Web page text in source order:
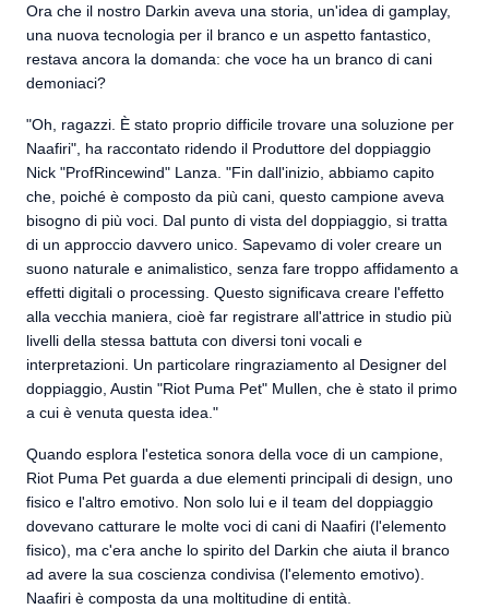
Ora che il nostro Darkin aveva una storia, un'idea di gamplay,
una nuova tecnologia per il branco e un aspetto fantastico,
restava ancora la domanda: che voce ha un branco di cani
demoniaci?
"Oh, ragazzi. È stato proprio difficile trovare una soluzione per
Naafiri", ha raccontato ridendo il Produttore del doppiaggio
Nick "ProfRincewind" Lanza. "Fin dall'inizio, abbiamo capito
che, poiché è composto da più cani, questo campione aveva
bisogno di più voci. Dal punto di vista del doppiaggio, si tratta
di un approccio davvero unico. Sapevamo di voler creare un
suono naturale e animalistico, senza fare troppo affidamento a
effetti digitali o processing. Questo significava creare l'effetto
alla vecchia maniera, cioè far registrare all'attrice in studio più
livelli della stessa battuta con diversi toni vocali e
interpretazioni. Un particolare ringraziamento al Designer del
doppiaggio, Austin "Riot Puma Pet" Mullen, che è stato il primo
a cui è venuta questa idea."
Quando esplora l'estetica sonora della voce di un campione,
Riot Puma Pet guarda a due elementi principali di design, uno
fisico e l'altro emotivo. Non solo lui e il team del doppiaggio
dovevano catturare le molte voci di cani di Naafiri (l'elemento
fisico), ma c'era anche lo spirito del Darkin che aiuta il branco
ad avere la sua coscienza condivisa (l'elemento emotivo).
Naafiri è composta da una moltitudine di entità.